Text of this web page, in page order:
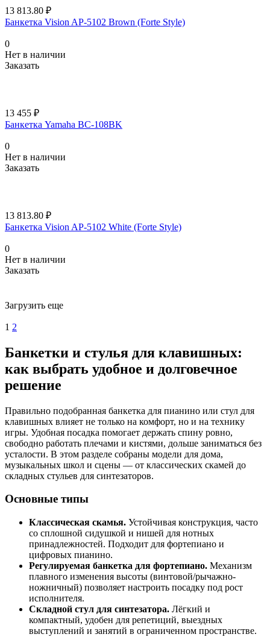
13 813.80 ₽
Банкетка Vision AP-5102 Brown (Forte Style)
0
Нет в наличии
Заказать
13 455 ₽
Банкетка Yamaha BC-108BK
0
Нет в наличии
Заказать
13 813.80 ₽
Банкетка Vision AP-5102 White (Forte Style)
0
Нет в наличии
Заказать
Загрузить еще
1 2
Банкетки и стулья для клавишных:
как выбрать удобное и долговечное
решение
Правильно подобранная банкетка для пианино или стул для
клавишных влияет не только на комфорт, но и на технику
игры. Удобная посадка помогает держать спину ровно,
свободно работать плечами и кистями, дольше заниматься без
усталости. В этом разделе собраны модели для дома,
музыкальных школ и сцены — от классических скамей до
складных стульев для синтезаторов.
Основные типы
Классическая скамья. Устойчивая конструкция, часто
со сплошной сидушкой и нишей для нотных
принадлежностей. Подходит для фортепиано и
цифровых пианино.
Регулируемая банкетка для фортепиано. Механизм
плавного изменения высоты (винтовой/рычажно-
ножничный) позволяет настроить посадку под рост
исполнителя.
Складной стул для синтезатора. Лёгкий и
компактный, удобен для репетиций, выездных
выступлений и занятий в ограниченном пространстве.